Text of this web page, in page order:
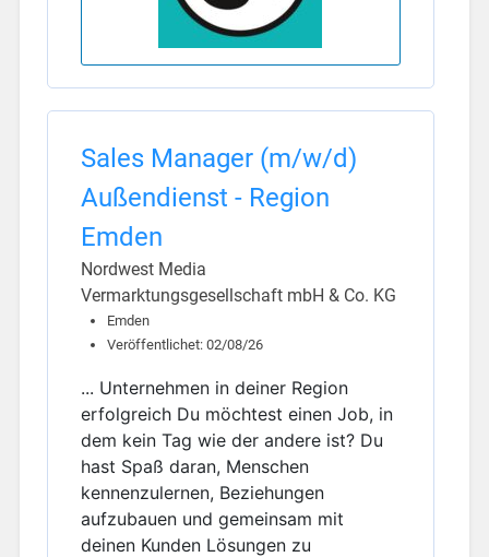
Sales Manager (m/w/d)
Außendienst - Region
Emden
Nordwest Media
Vermarktungsgesellschaft mbH & Co. KG
Emden
Veröffentlichet: 02/08/26
... Unternehmen in deiner Region
erfolgreich Du möchtest einen Job, in
dem kein Tag wie der andere ist? Du
hast Spaß daran, Menschen
kennenzulernen, Beziehungen
aufzubauen und gemeinsam mit
deinen Kunden Lösungen zu